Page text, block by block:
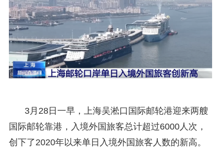
3月28日一早，上海吴淞口国际邮轮港迎来两艘
国际邮轮靠港，入境外国旅客总计超过6000人次，
创下了2020年以来单日入境外国旅客人数的新高。